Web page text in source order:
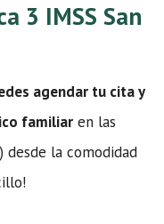
3 IMSS San
agendar tu cita y
familiar en las
desde la comodidad